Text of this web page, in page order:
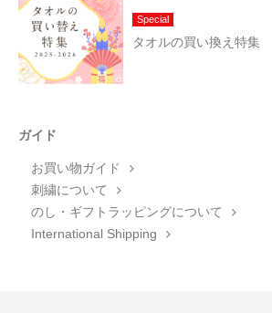
Special
タオルの買い換え特集
ガイド
お買い物ガイド
刺繍について
のし・ギフトラッピングについて
International Shipping